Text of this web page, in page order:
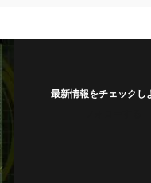
最新情報をチェックし